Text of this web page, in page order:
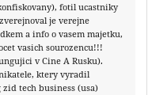
fotil ucastniky
je verejne
a info o vasem majetku,
vasich sourozencu!!!
v Cine A Rusku).
ktery vyradil
tech business (usa)